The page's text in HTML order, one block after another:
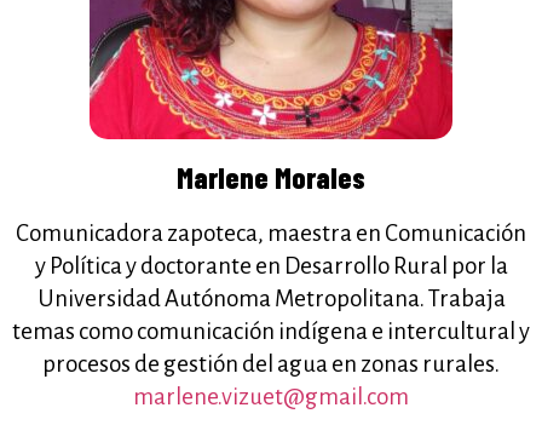
Marlene Morales
Comunicadora zapoteca, maestra en Comunicación
y Política y doctorante en Desarrollo Rural por la
Universidad Autónoma Metropolitana. Trabaja
temas como comunicación indígena e intercultural y
procesos de gestión del agua en zonas rurales.
marlene.vizuet@gmail.com